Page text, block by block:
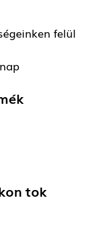
felül
tok